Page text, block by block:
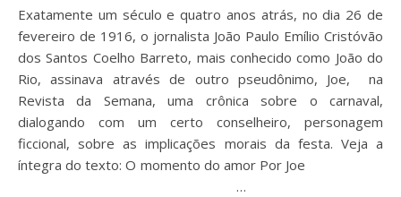
Exatamente um século e quatro anos atrás, no dia 26 de
fevereiro de 1916, o jornalista João Paulo Emílio Cristóvão
dos Santos Coelho Barreto, mais conhecido como João do
Rio, assinava através de outro pseudônimo, Joe, na
Revista da Semana, uma crônica sobre o carnaval,
dialogando com um certo conselheiro, personagem
ficcional, sobre as implicações morais da festa. Veja a
íntegra do texto: O momento do amor Por Joe
…